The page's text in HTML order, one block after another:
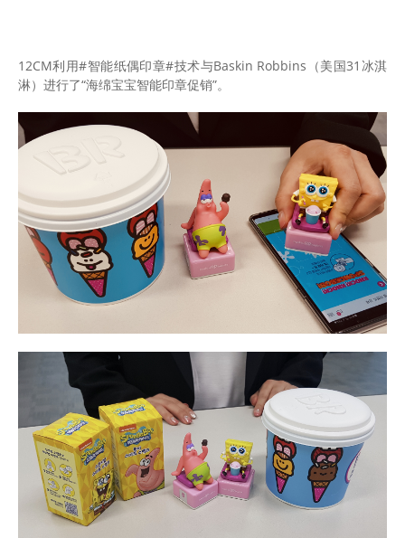
12CM利用#智能纸偶印章#技术与Baskin Robbins（美国31冰淇
淋）进行了“海绵宝宝智能印章促销”。